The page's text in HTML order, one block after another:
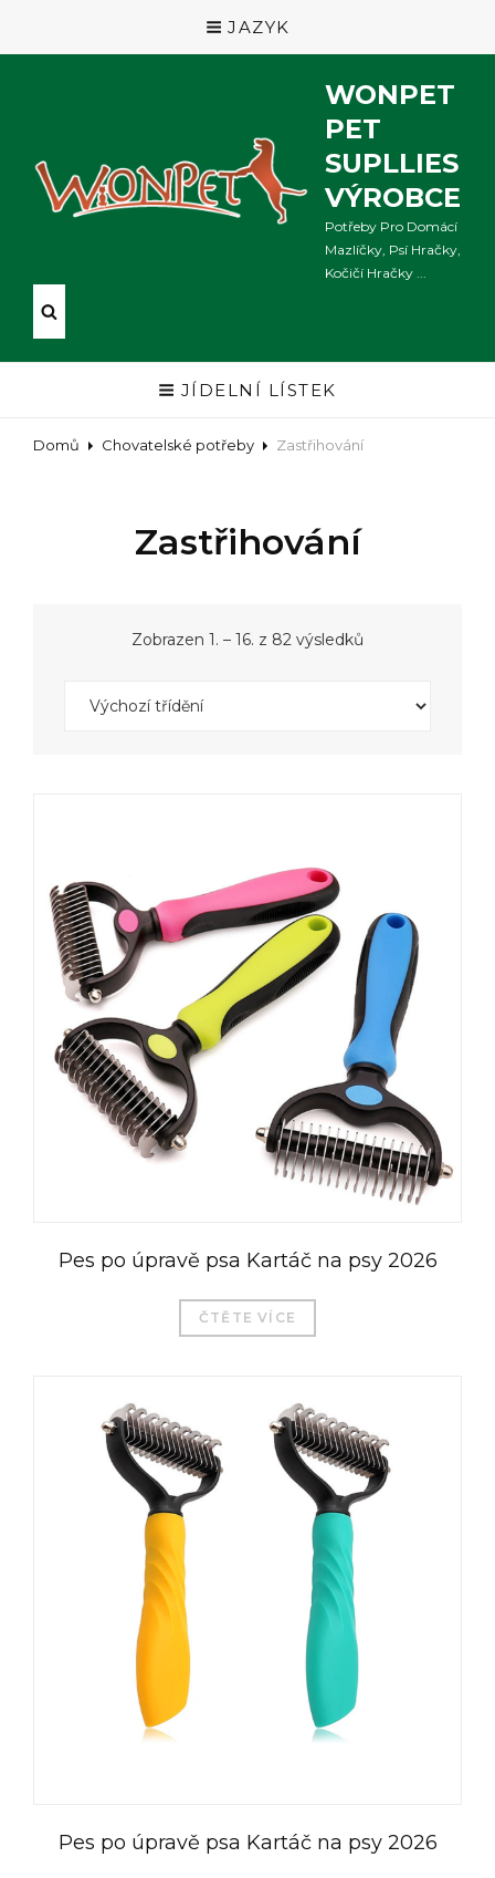
JAZYK
WONPET
PET
SUPLLIES
VÝROBCE
Potřeby Pro Domácí
Mazlíčky, Psí Hračky,
Kočičí Hračky ...
JÍDELNÍ LÍSTEK
Domů Chovatelské potřeby Zastřihování
Zastřihování
Zobrazen 1. – 16. z 82 výsledků
Pes po úpravě psa Kartáč na psy 2026
ČTĚTE VÍCE
Pes po úpravě psa Kartáč na psy 2026